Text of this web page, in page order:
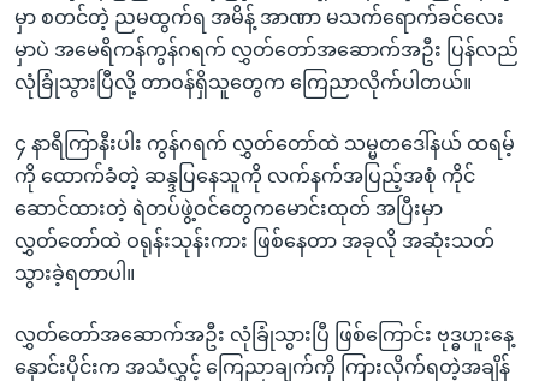
နေရာ
သို့
ကျော်
မှာ စတင်တဲ့ ညမထွက်ရ အမိန့် အာဏာ မသက်ရောက်ခင်လေး
မှာပဲ အမေရိကန်ကွန်ဂရက် လွှတ်တော်အဆောက်အဦး ပြန်လည်
လုံခြုံသွားပြီလို့ တာဝန်ရှိသူတွေက ကြေညာလိုက်ပါတယ်။
၄ နာရီကြာနီးပါး ကွန်ဂရက် လွှတ်တော်ထဲ သမ္မတဒေါ်နယ် ထရမ့်
ကို ထောက်ခံတဲ့ ဆန္ဒပြနေသူကို လက်နက်အပြည့်အစုံ ကိုင်
ဆောင်ထားတဲ့ ရဲတပ်ဖွဲ့ဝင်တွေကမောင်းထုတ် အပြီးမှာ
လွှတ်တော်ထဲ ဝရုန်းသုန်းကား ဖြစ်နေတာ အခုလို အဆုံးသတ်
သွားခဲ့ရတာပါ။
လွှတ်တော်အဆောက်အဦး လုံခြုံသွားပြီ ဖြစ်ကြောင်း ဗုဒ္ဓဟူးနေ့
နှောင်းပိုင်းက အသံလွှင့် ကြေညာချက်ကို ကြားလိုက်ရတဲ့အချိန်